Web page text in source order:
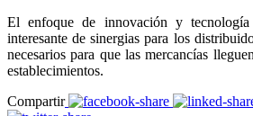
El enfoque de innovación y
interesante de sinergias para los
necesarios para que las mercancías
establecimientos.
Compartir